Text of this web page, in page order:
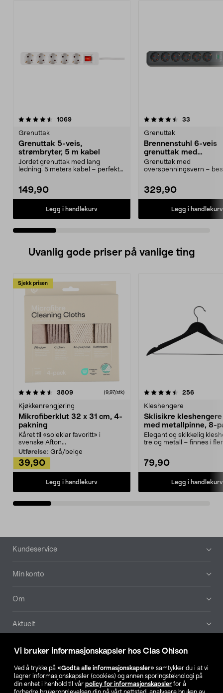
Vi bruker informasjonskapsler hos Clas Ohlson
Ved å trykke på «Godta alle informasjonskapsler» samtykker du i at vi
lagrer informasjonskapsler (cookies) og annen sporingsteknologi på
din enhet i henhold til vår policy for informasjonskapsler for å
1069anmeldelser
Grenuttak
Grenuttak 5-veis,
strømbryter, 5 m kabel
Jordet grenuttak med lang
ledning. 5 meters kabel – perfekt
149,90
Legg i handlekurv
4.5 av 5 stjerner 33
Grenuttak
Brennenstuhl 6-veis
grenuttak med
overspenningsvern, 5
Grenuttak med
overspenningsvern –
329,90
Legg i handlekurv
4.5 av 5 stjerner
Uvanlig gode priser på vanlige ting
Sjekk prisen
3809anmeldelser(9,97/stk)
Kjøkkenrengjøring
Mikrofiberklut 32 x 31 cm, 4-
pakning
Kåret til «soleklar favoritt» i
svenske Afton...
Utførelse: Grå/beige
39,90
Legg i handlekurv
4.5av 5 stjerner 256
Kleshengere
Sklisikre
med metallpinne, 8-
Elegant og skikkelig
tre og metall – finnes i
79,90
Legg i handlekurv
4.5av 5 stjerner
Bunntekst
Kundeservice
Min konto
Om
Aktuelt
Våre selskaper
Finn din butikk